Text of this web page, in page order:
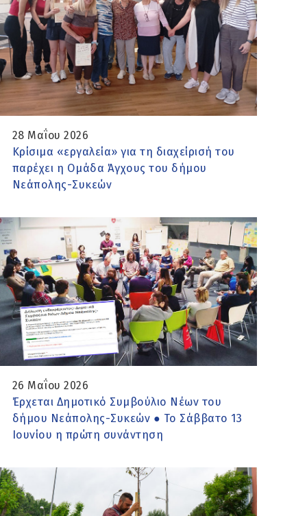
28 Μαΐου 2026
Κρίσιμα «εργαλεία» για τη διαχείρισή του
παρέχει η Ομάδα Άγχους του δήμου
Νεάπολης-Συκεών
26 Μαΐου 2026
Έρχεται Δημοτικό Συμβούλιο Νέων του
δήμου Νεάπολης-Συκεών ● Το Σάββατο 13
Ιουνίου η πρώτη συνάντηση